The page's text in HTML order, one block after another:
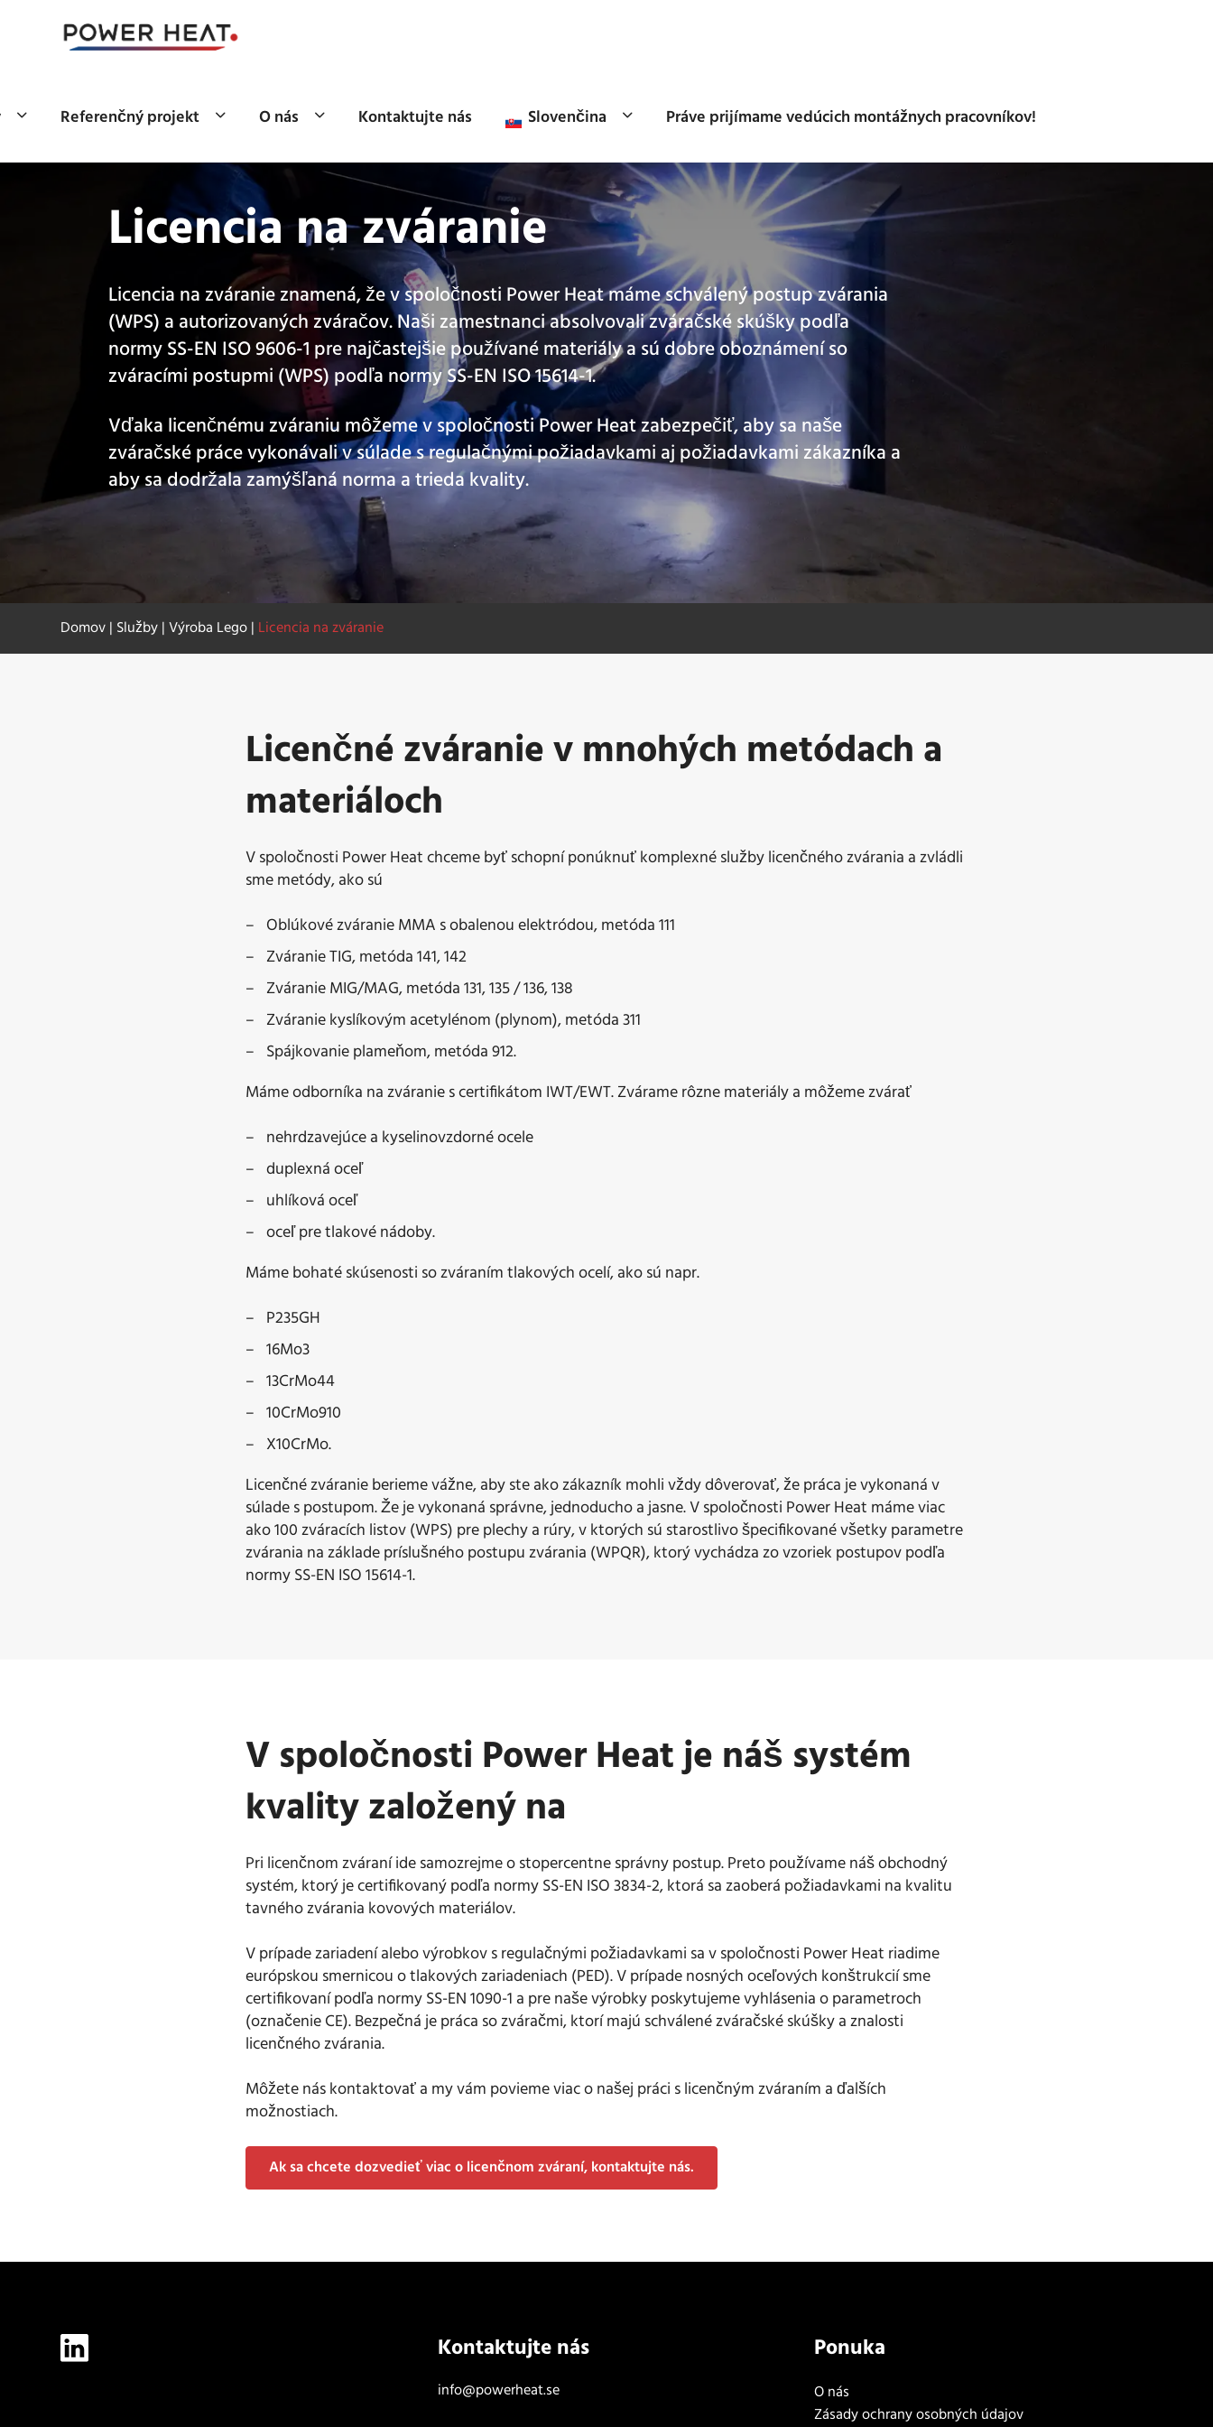
Referenčný projekt O nás Kontaktujte nás Slovenčina Práve prijímame vedúcich montážnych pracovníkov!
Licencia na zváranie
Licencia na zváranie znamená, že v spoločnosti Power Heat máme schválený postup zvárania
(WPS) a autorizovaných zváračov. Naši zamestnanci absolvovali zváračské skúšky podľa
normy SS-EN ISO 9606-1 pre najčastejšie používané materiály a sú dobre oboznámení so
zváracími postupmi (WPS) podľa normy SS-EN ISO 15614-1.
Vďaka licenčnému zváraniu môžeme v spoločnosti Power Heat zabezpečiť, aby sa naše
zváračské práce vykonávali v súlade s regulačnými požiadavkami aj požiadavkami zákazníka a
aby sa dodržala zamýšľaná norma a trieda kvality.
Domov Služby Výroba Lego Licencia na zváranie
Licenčné zváranie v mnohých metódach a
materiáloch
V spoločnosti Power Heat chceme byť schopní ponúknuť komplexné služby licenčného zvárania a zvládli
sme metódy, ako sú
Oblúkové zváranie MMA s obalenou elektródou, metóda 111
Zváranie TIG, metóda 141, 142
Zváranie MIG/MAG, metóda 131, 135 / 136, 138
Zváranie kyslíkovým acetylénom (plynom), metóda 311
Spájkovanie plameňom, metóda 912.
Máme odborníka na zváranie s certifikátom IWT/EWT. Zvárame rôzne materiály a môžeme zvárať
nehrdzavejúce a kyselinovzdorné ocele
duplexná oceľ
uhlíková oceľ
oceľ pre tlakové nádoby.
Máme bohaté skúsenosti so zváraním tlakových ocelí, ako sú napr.
P235GH
16Mo3
13CrMo44
10CrMo910
X10CrMo.
Licenčné zváranie berieme vážne, aby ste ako zákazník mohli vždy dôverovať, že práca je vykonaná v
súlade s postupom. Že je vykonaná správne, jednoducho a jasne. V spoločnosti Power Heat máme viac
ako 100 zváracích listov (WPS) pre plechy a rúry, v ktorých sú starostlivo špecifikované všetky parametre
zvárania na základe príslušného postupu zvárania (WPQR), ktorý vychádza zo vzoriek postupov podľa
normy SS-EN ISO 15614-1.
V spoločnosti Power Heat je náš systém
kvality založený na
Pri licenčnom zváraní ide samozrejme o stopercentne správny postup. Preto používame náš obchodný
systém, ktorý je certifikovaný podľa normy SS-EN ISO 3834-2, ktorá sa zaoberá požiadavkami na kvalitu
tavného zvárania kovových materiálov.
V prípade zariadení alebo výrobkov s regulačnými požiadavkami sa v spoločnosti Power Heat riadime
európskou smernicou o tlakových zariadeniach (PED). V prípade nosných oceľových konštrukcií sme
certifikovaní podľa normy SS-EN 1090-1 a pre naše výrobky poskytujeme vyhlásenia o parametroch
(označenie CE). Bezpečná je práca so zváračmi, ktorí majú schválené zváračské skúšky a znalosti
licenčného zvárania.
Môžete nás kontaktovať a my vám povieme viac o našej práci s licenčným zváraním a ďalších
možnostiach.
Ak sa chcete dozvedieť viac o licenčnom zváraní, kontaktujte nás.
Kontaktujte nás
info@powerheat.se
Ponuka
O nás
Zásady ochrany osobných údajov